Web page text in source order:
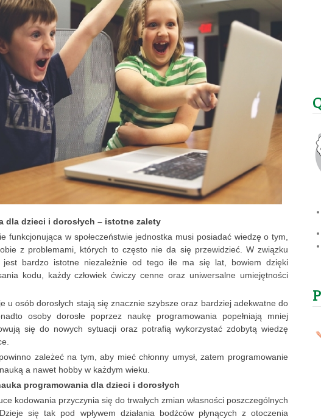
dla dzieci i dorosłych – istotne zalety
funkcjonująca w społeczeństwie jednostka musi posiadać wiedzę o tym,
z problemami, których to często nie da się przewidzieć. W związku
jest bardzo istotne niezależnie od tego ile ma się lat, bowiem dzięki
kodu, każdy człowiek ćwiczy cenne oraz uniwersalne umiejętności
u osób dorosłych stają się znacznie szybsze oraz bardziej adekwatne do
osoby dorosłe poprzez naukę programowania popełniają mniej
się do nowych sytuacji oraz potrafią wykorzystać zdobytą wiedzę
zależeć na tym, aby mieć chłonny umysł, zatem programowanie
a nawet hobby w każdym wieku.
programowania dla dzieci i dorosłych
kodowania przyczynia się do trwałych zmian własności poszczególnych
się tak pod wpływem działania bodźców płynących z otoczenia